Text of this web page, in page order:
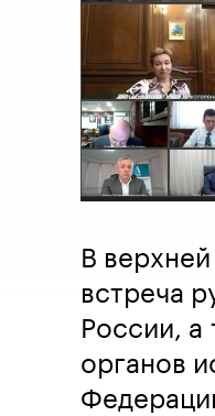
В
встреча
России, а
органов